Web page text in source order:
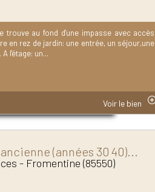
trouve au fond d'une impasse avec accès
en rez de jardin: une entrée, un séjour,une
l'étage: un...
Voir le bien
(années 30 40)...
- Fromentine (85550)